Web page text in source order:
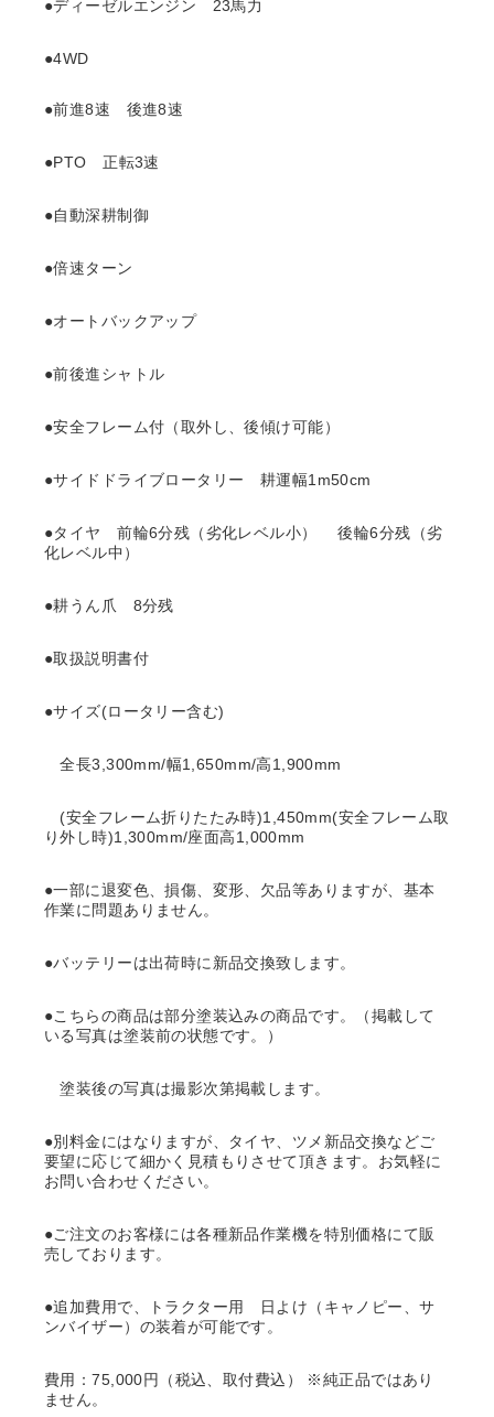
●ディーゼルエンジン 23馬力
●4WD
●前進8速 後進8速
●PTO 正転3速
●自動深耕制御
●倍速ターン
●オートバックアップ
●前後進シャトル
●安全フレーム付（取外し、後傾け可能）
●サイドドライブロータリー 耕運幅1m50cm
●タイヤ 前輪6分残（劣化レベル小） 後輪6分残（劣
化レベル中）
●耕うん爪 8分残
●取扱説明書付
●サイズ(ロータリー含む)
全長3,300mm/幅1,650mm/高1,900mm
(安全フレーム折りたたみ時)1,450mm(安全フレーム取
り外し時)1,300mm/座面高1,000mm
●一部に退変色、損傷、変形、欠品等ありますが、基本
作業に問題ありません。
●バッテリーは出荷時に新品交換致します。
●こちらの商品は部分塗装込みの商品です。（掲載して
いる写真は塗装前の状態です。）
塗装後の写真は撮影次第掲載します。
●別料金にはなりますが、タイヤ、ツメ新品交換などご
要望に応じて細かく見積もりさせて頂きます。お気軽に
お問い合わせください。
●ご注文のお客様には各種新品作業機を特別価格にて販
売しております。
●追加費用で、トラクター用 日よけ（キャノピー、サ
ンバイザー）の装着が可能です。
費用：75,000円（税込、取付費込） ※純正品ではあり
ません。